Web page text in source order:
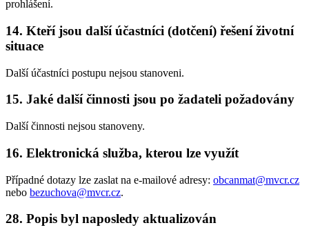
prohlášení.
14. Kteří jsou další účastníci (dotčení) řešení životní
situace
Další účastníci postupu nejsou stanoveni.
15. Jaké další činnosti jsou po žadateli požadovány
Další činnosti nejsou stanoveny.
16. Elektronická služba, kterou lze využít
Případné dotazy lze zaslat na e-mailové adresy: obcanmat@mvcr.cz
nebo bezuchova@mvcr.cz.
28. Popis byl naposledy aktualizován